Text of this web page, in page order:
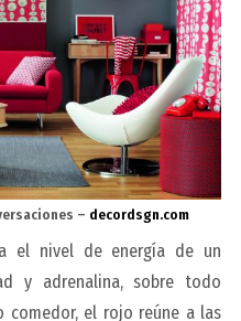
– decordsgn.com
el nivel de energía de un
y adrenalina, sobre todo
comedor, el rojo reúne a las